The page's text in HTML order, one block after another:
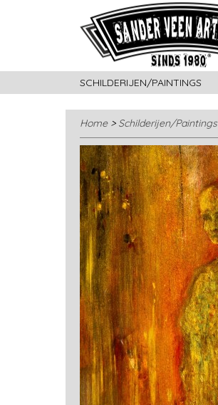
SCHILDERIJEN/PAINTINGS
Home> Schilderijen/Paintings